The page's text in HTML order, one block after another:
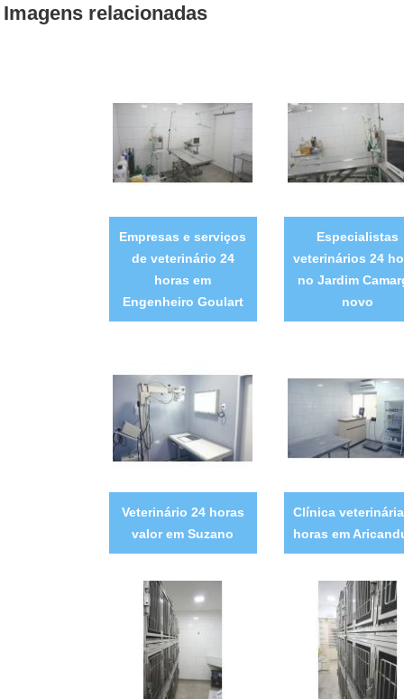
Imagens relacionadas
Empresas e serviços
de veterinário 24
horas em
Engenheiro Goulart
Especialistas
veterinários 24
no Jardim
novo
Veterinário 24 horas
valor em Suzano
Clínica
horas em